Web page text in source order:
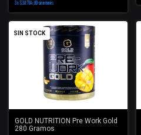
3x$10.794,00sin interés
SIN STOCK
GOLD NUTRITION Pre Work Gold
280 Gramos